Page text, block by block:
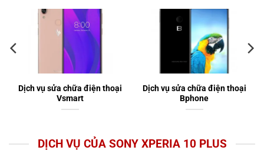
Dịch vụ sửa chữa điện thoại
Vsmart
Dịch vụ sửa chữa điện thoại
Bphone
DỊCH VỤ CỦA SONY XPERIA 10 PLUS